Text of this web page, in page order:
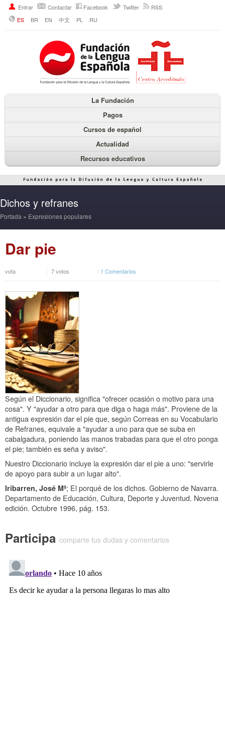
Entrar Contactar Facebook Twitter
RSS
ES
BR EN 中文 PL RU
La Fundación
Pagos
Cursos de español
Actualidad
Recursos educativos
Dichos y refranes
Portada » Expresiones populares
Dar pie
vota 7 votos / 1 Comentarios
Según el Diccionario, significa "ofrecer ocasión o motivo para una
cosa". Y "ayudar a otro para que diga o haga más". Proviene de la
antigua expresión dar el pie que, según Correas en su Vocabulario
de Refranes, equivale a "ayudar a uno para que se suba en
cabalgadura, poniendo las manos trabadas para que el otro ponga
el pie; también es seña y aviso".
Nuestro Diccionario incluye la expresión dar el pie a uno: "servirle
de apoyo para subir a un lugar alto".
Iribarren, José Mª; El porqué de los dichos. Gobierno de Navarra.
Departamento de Educación, Cultura, Deporte y Juventud. Novena
edición. Octubre 1996, pág. 153.
Participa comparte tus dudas y comentarios